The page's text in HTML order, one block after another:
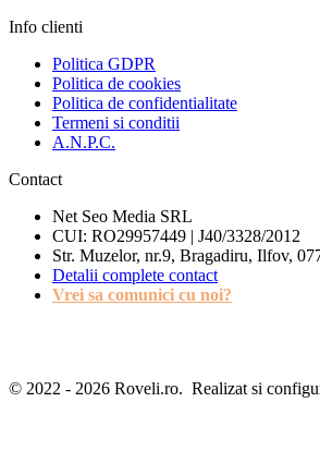
Info clienti
Politica GDPR
Politica de cookies
Politica de confidentialitate
Termeni si conditii
A.N.P.C.
Contact
Net Seo Media SRL
CUI: RO29957449 | J40/3328/2012
Str. Muzelor, nr.9, Bragadiru, Ilfov,
Detalii complete contact
Vrei sa comunici cu noi?
© 2022 - 2026 Roveli.ro. Realizat si